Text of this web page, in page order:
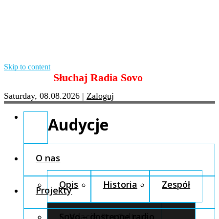
Skip to content
Słuchaj Radia Sovo
Saturday, 08.08.2026 | Zaloguj
O nas
Opis Historia Zespół
Fundacja Pro Cultura
Projekty
SoVo – dostępne radio
Audycje